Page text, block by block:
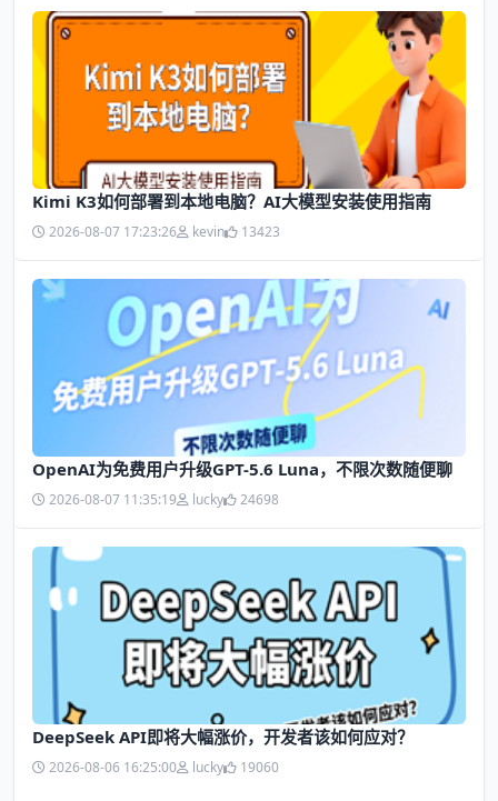
Kimi K3如何部署到本地电脑？AI大模型安装使用指南
2026-08-07 17:23:26 kevin 13423
OpenAI为免费用户升级GPT-5.6 Luna，不限次数随便聊
2026-08-07 11:35:19 lucky 24698
DeepSeek API即将大幅涨价，开发者该如何应对？
2026-08-06 16:25:00 lucky 19060